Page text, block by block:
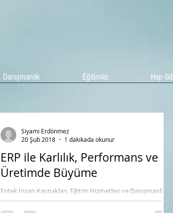
Danışmanlık Eğitimler Hap
ERP ile Karlılık, Performans ve
Üretimde Büyüme
​Entek İnsan Kaynakları, Eğitim Hizmetleri ve Danışmanlık
A.Ş olarak B.O.S.B Bakırcılar Pirinççiler sitesindeki
danışmanlığını yaptığımız...
Siyami Erdönmez
20 Şub 2018
1 dakikada okunur